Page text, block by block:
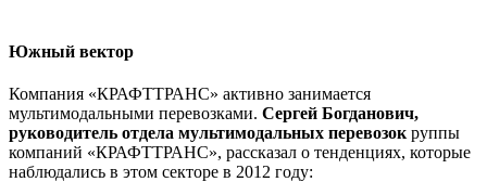
Южный вектор
Компания «КРАФТТРАНС» активно занимается
мультимодальными перевозками. Сергей Богданович,
руководитель отдела мультимодальных перевозок руппы
компаний «КРАФТТРАНС», рассказал о тенденциях, которые
наблюдались в этом секторе в 2012 году: